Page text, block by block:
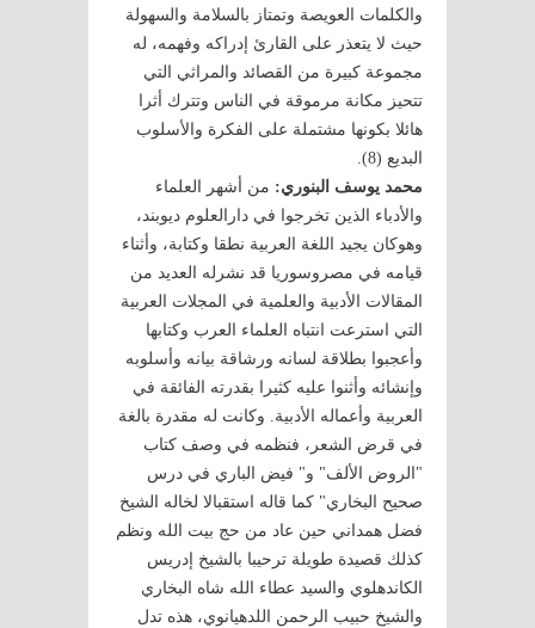
والكلمات العويصة وتمتاز بالسلامة والسهولة
حيث لا يتعذر على القارئ إدراكه وفهمه، له
مجموعة كبيرة من القصائد والمراثي التي
تتحيز مكانة مرموقة في الناس وتترك أثرا
هائلا بكونها مشتملة على الفكرة والأسلوب
البديع (8).
محمد يوسف البنوري: من أشهر العلماء
والأدباء الذين تخرجوا في دارالعلوم ديوبند،
وهوكان يجيد اللغة العربية نطقا وكتابة، وأثناء
قيامه في مصروسوريا قد نشرله العديد من
المقالات الأدبية والعلمية في المجلات العربية
التي استرعت انتباه العلماء العرب وكتابها
وأعجبوا بطلاقة لسانه ورشاقة بيانه وأسلوبه
وإنشائه وأثنوا عليه كثيرا بقدرته الفائقة في
العربية وأعماله الأدبية. وكانت له مقدرة بالغة
في قرض الشعر، فنظمه في وصف كتاب
"الروض الألف" و" فيض الباري في درس
صحيح البخاري" كما قاله استقبالا لخاله الشيخ
فضل همداني حين عاد من حج بيت الله ونظم
كذلك قصيدة طويلة ترحيبا بالشيخ إدريس
الكاندهلوي والسيد عطاء الله شاه البخاري
والشيخ حبيب الرحمن اللدهيانوي، هذه تدل